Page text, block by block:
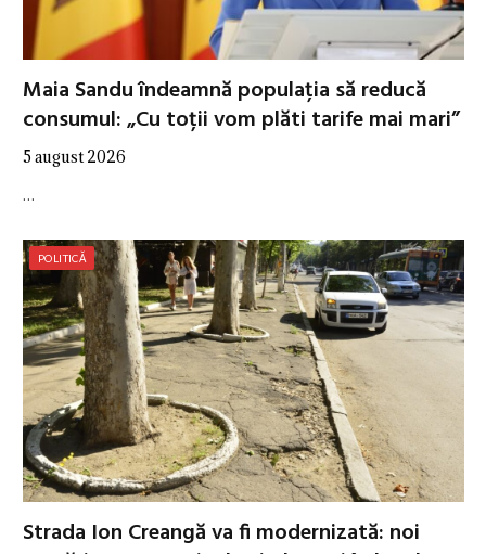
Maia Sandu îndeamnă populația să reducă
consumul: „Cu toții vom plăti tarife mai mari”
5 august 2026
…
POLITICĂ
Strada Ion Creangă va fi modernizată: noi